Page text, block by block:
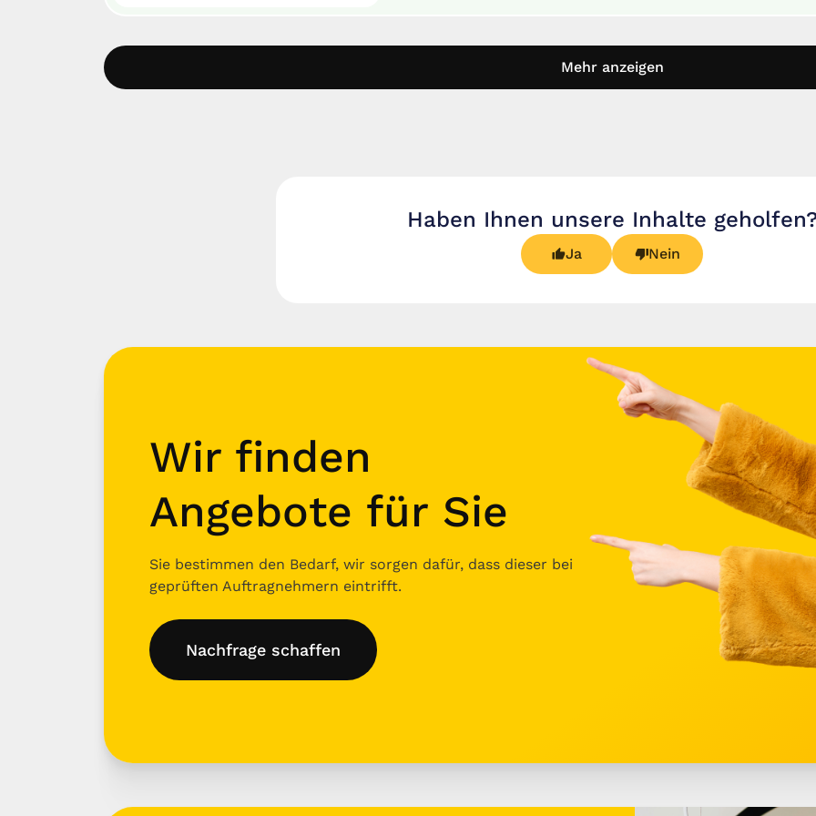
Mehr anzeigen
Haben Ihnen unsere Inhalte
Ja Nein
Wir finden
Angebote für Sie
Sie bestimmen den Bedarf, wir sorgen dafür, dass dieser bei
geprüften Auftragnehmern eintrifft.
Nachfrage schaffen